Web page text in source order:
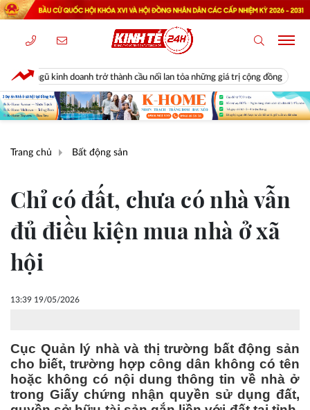
cầu nối lan tỏa những giá trị cộng đồng Diễn biến bất ngờ thị
Trang chủ Bất động sản
Chỉ có đất, chưa có nhà vẫn
đủ điều kiện mua nhà ở xã
hội
13:39 19/05/2026
Cục Quản lý nhà và thị trường bất động sản
cho biết, trường hợp công dân không có tên
hoặc không có nội dung thông tin về nhà ở
trong Giấy chứng nhận quyền sử dụng đất,